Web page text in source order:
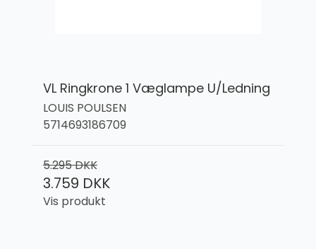
VL Ringkrone 1 Væglampe U/Ledning
LOUIS POULSEN
5714693186709
5.295 DKK
3.759 DKK
Vis produkt